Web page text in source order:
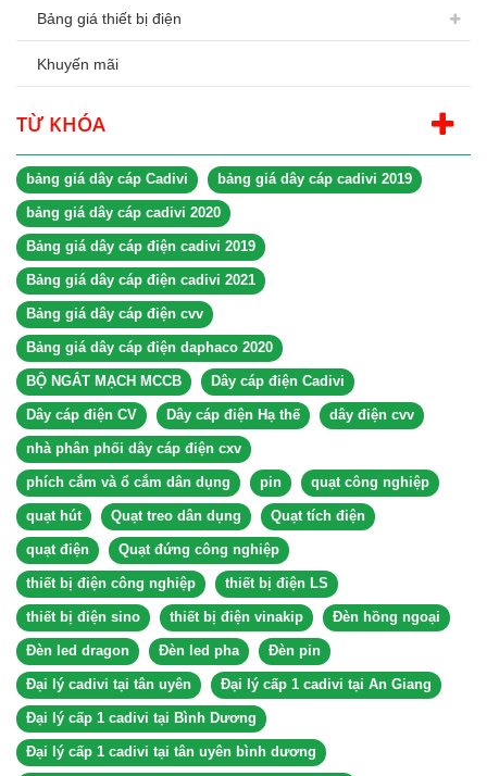
Bảng giá thiết bị điện
Khuyến mãi
TỪ KHÓA
bảng giá dây cáp Cadivi bảng giá dây cáp cadivi 2019
bảng giá dây cáp cadivi 2020
Bảng giá dây cáp điện cadivi 2019
Bảng giá dây cáp điện cadivi 2021
Bảng giá dây cáp điện cvv
Bảng giá dây cáp điện daphaco 2020
BỘ NGẮT MẠCH MCCB Dây cáp điện Cadivi
Dây cáp điện CV Dây cáp điện Hạ thế dây điện cvv
nhà phân phối dây cáp điện cxv
phích cắm và ổ cắm dân dụng pin quạt công nghiệp
quạt hút Quạt treo dân dụng Quạt tích điện
quạt điện Quạt đứng công nghiệp
thiết bị điện công nghiệp thiết bị điện LS
thiết bị điện sino thiết bị điện vinakip Đèn hồng ngoại
Đèn led dragon Đèn led pha Đèn pin
Đại lý cadivi tại tân uyên Đại lý cấp 1 cadivi tại An Giang
Đại lý cấp 1 cadivi tại Bình Dương
Đại lý cấp 1 cadivi tại tân uyên bình dương